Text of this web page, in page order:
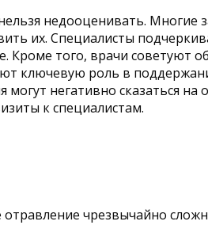
недооценивать. Многие
их. Специалисты
того, врачи советуют
ключевую роль в
могут негативно
к специалистам.
чрезвычайно